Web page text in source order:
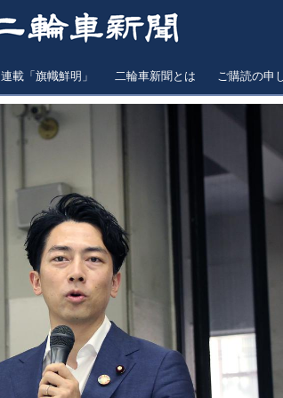
連載「旗幟鮮明」 二輪車新聞とは ご購読の申